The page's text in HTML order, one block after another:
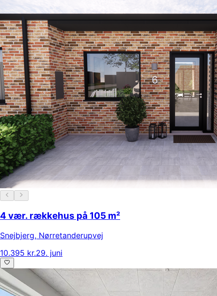
4 vær. rækkehus på 105 m²
Snejbjerg, Nørretanderupvej
10.395 kr.29. juni